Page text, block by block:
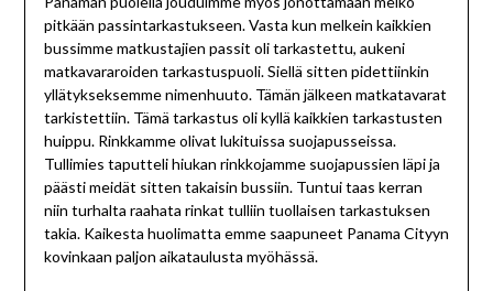
pitkään passintarkastukseen. Vasta kun melkein kaikkien
bussimme matkustajien passit oli tarkastettu, aukeni
matkavararoiden tarkastuspuoli. Siellä sitten pidettiinkin
yllätykseksemme nimenhuuto. Tämän jälkeen matkatavarat
tarkistettiin. Tämä tarkastus oli kyllä kaikkien tarkastusten
huippu. Rinkkamme olivat lukituissa suojapusseissa.
Tullimies taputteli hiukan rinkkojamme suojapussien läpi ja
päästi meidät sitten takaisin bussiin. Tuntui taas kerran
niin turhalta raahata rinkat tulliin tuollaisen tarkastuksen
takia. Kaikesta huolimatta emme saapuneet Panama Cityyn
kovinkaan paljon aikataulusta myöhässä.